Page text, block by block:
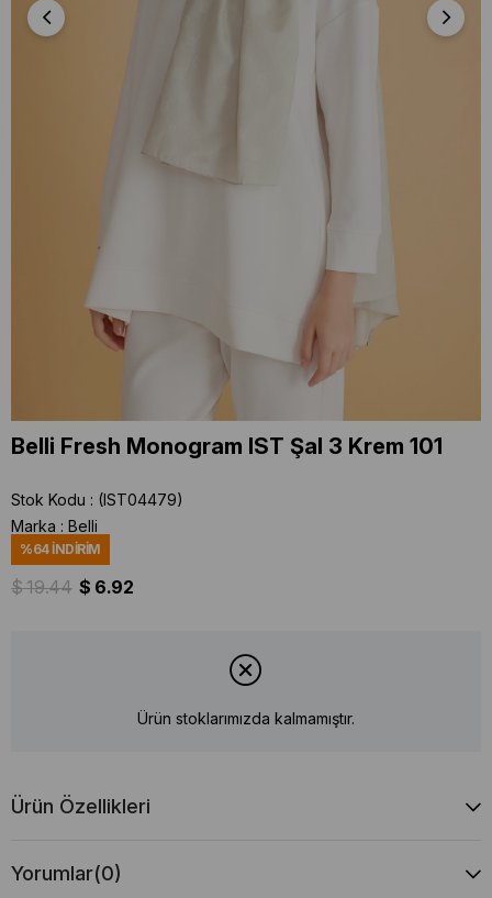
Belli Fresh Monogram IST Şal 3 Krem 101
Stok Kodu
(IST04479)
Marka : Belli
%64İNDIRIM
$ 19.44 $ 6.92
Ürün stoklarımızda kalmamıştır.
Ürün Özellikleri
Yorumlar(0)